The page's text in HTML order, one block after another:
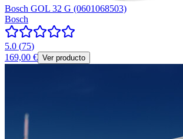
Bosch GOL 32 G (0601068503)
Bosch
5.0 (75)
169,00 € Ver producto